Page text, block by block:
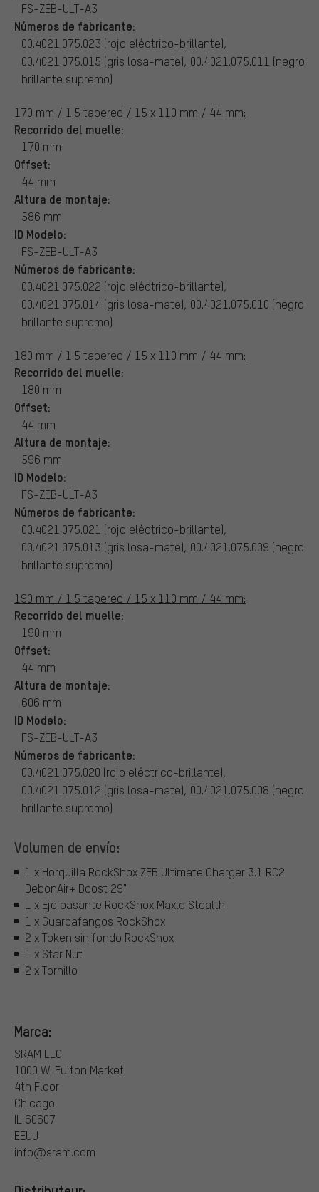
FS-ZEB-ULT-A3
Números de fabricante:
00.4021.075.023 (rojo eléctrico-brillante),
00.4021.075.015 (gris losa-mate), 00.4021.075.011 (negro
brillante supremo)
170 mm / 1.5 tapered / 15 x 110 mm / 44 mm:
Recorrido del muelle:
170 mm
Offset:
44 mm
Altura de montaje:
586 mm
ID Modelo:
FS-ZEB-ULT-A3
Números de fabricante:
00.4021.075.022 (rojo eléctrico-brillante),
00.4021.075.014 (gris losa-mate), 00.4021.075.010 (negro
brillante supremo)
180 mm / 1.5 tapered / 15 x 110 mm / 44 mm:
Recorrido del muelle:
180 mm
Offset:
44 mm
Altura de montaje:
596 mm
ID Modelo:
FS-ZEB-ULT-A3
Números de fabricante:
00.4021.075.021 (rojo eléctrico-brillante),
00.4021.075.013 (gris losa-mate), 00.4021.075.009 (negro
brillante supremo)
190 mm / 1.5 tapered / 15 x 110 mm / 44 mm:
Recorrido del muelle:
190 mm
Offset:
44 mm
Altura de montaje:
606 mm
ID Modelo:
FS-ZEB-ULT-A3
Números de fabricante:
00.4021.075.020 (rojo eléctrico-brillante),
00.4021.075.012 (gris losa-mate), 00.4021.075.008 (negro
brillante supremo)
Volumen de envío:
1 x Horquilla RockShox ZEB Ultimate Charger 3.1 RC2
DebonAir+ Boost 29"
1 x Eje pasante RockShox Maxle Stealth
1 x Guardafangos RockShox
2 x Token sin fondo RockShox
1 x Star Nut
2 x Tornillo
Marca:
SRAM LLC
1000 W. Fulton Market
4th Floor
Chicago
IL 60607
EEUU
info@sram.com